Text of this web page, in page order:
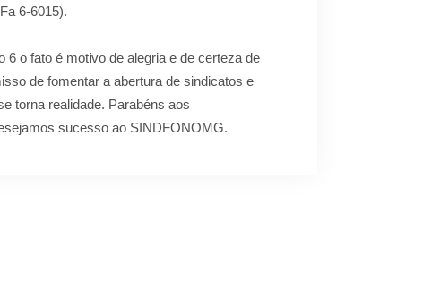
6-6015).
6 o fato é motivo de alegria e de certeza de
de fomentar a abertura de sindicatos e
torna realidade. Parabéns aos
sucesso ao SINDFONOMG.